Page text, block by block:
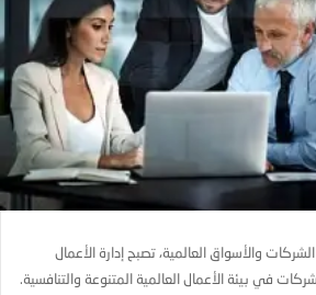
والأسواق العالمية، تصبح إدارة الأعمال
في بيئة الأعمال العالمية المتنوعة والتنافسية.